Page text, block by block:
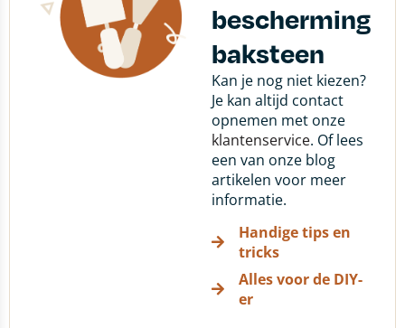
bescherming
baksteen
Kan je nog niet kiezen?
Je kan altijd contact
opnemen met onze
klantenservice. Of lees
een van onze blog
artikelen voor meer
informatie.
Handige tips en
tricks
Alles voor de DIY-
er